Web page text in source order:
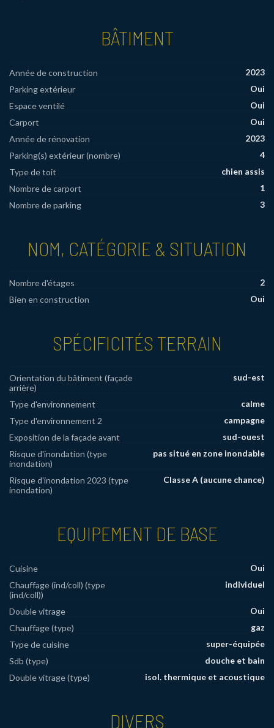
BÂTIMENT
Année de construction
2023
Parking extérieur
Oui
Espace ventilé
Oui
Carport
Oui
Année de rénovation
2023
Parking(s) extérieur (nombre)
4
Type de toit
chien assis
Nombre de carport
1
Nombre de parking
3
NOM, CATÉGORIE & SITUATION
Nombre d'étages
2
Bien en construction
Oui
SPÉCIFICITÉS TERRAIN
Orientation du bâtiment (façade
arrière)
sud-est
Type d'environnement
calme
Type d'environnement 2
campagne
Exposition de la façade avant
sud-ouest
Risque d'inondation (type
inondation)
pas situé en zone inondable
Risque d'inondation 2023 (type
inondation)
Classe A (aucune chance)
EQUIPEMENT DE BASE
Cuisine
Oui
Chauffage (ind/coll) (type
(ind/coll))
individuel
Double vitrage
Oui
Chauffage (type)
gaz
Type de cuisine
super-équipée
Sdb (type)
douche et bain
Double vitrage (type)
isol. thermique et acoustique
DIVERS